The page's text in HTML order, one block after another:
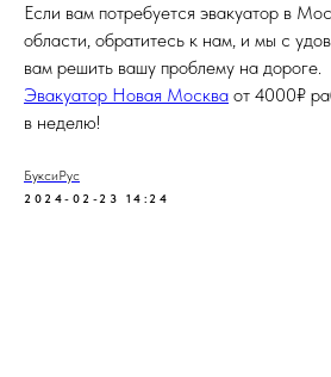
Если вам потребуется эвакуатор в
области, обратитесь к нам, и мы с
вам решить вашу проблему на дороге.
Эвакуатор Новая Москва от 4000₽
в неделю!
БуксиРус
2024-02-23 14:24